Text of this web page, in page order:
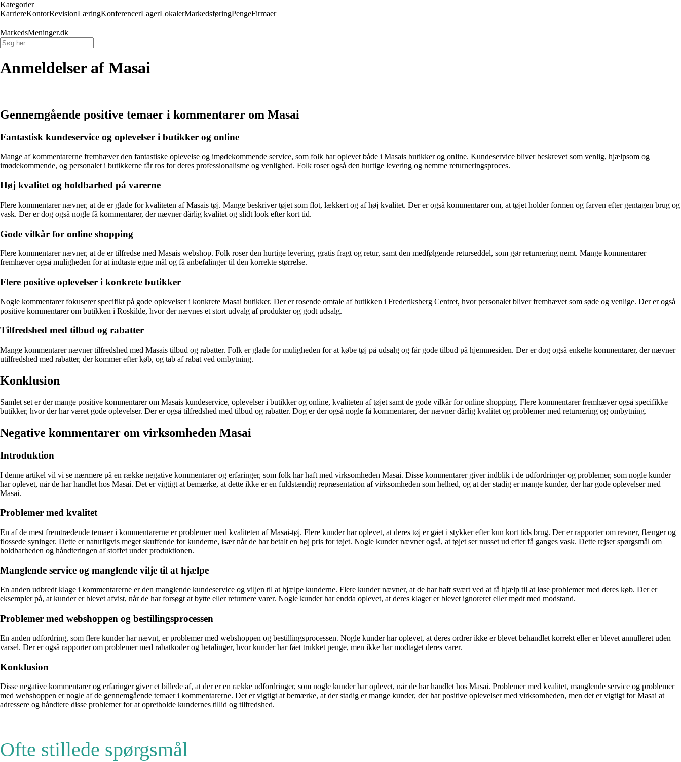
Kategorier
KarriereKontorRevisionLæringKonferencerLagerLokalerMarkedsføringPengeFirmaer
MarkedsMeninger.dk
Anmeldelser af Masai
Gennemgående positive temaer i kommentarer om Masai
Fantastisk kundeservice og oplevelser i butikker og online
Mange af kommentarerne fremhæver den fantastiske oplevelse og imødekommende service, som folk har oplevet både i Masais butikker og online. Kundeservice bliver beskrevet som venlig, hjælpsom og
imødekommende, og personalet i butikkerne får ros for deres professionalisme og venlighed. Folk roser også den hurtige levering og nemme returneringsproces.
Høj kvalitet og holdbarhed på varerne
Flere kommentarer nævner, at de er glade for kvaliteten af Masais tøj. Mange beskriver tøjet som flot, lækkert og af høj kvalitet. Der er også kommentarer om, at tøjet holder formen og farven efter gentagen brug og
vask. Der er dog også nogle få kommentarer, der nævner dårlig kvalitet og slidt look efter kort tid.
Gode vilkår for online shopping
Flere kommentarer nævner, at de er tilfredse med Masais webshop. Folk roser den hurtige levering, gratis fragt og retur, samt den medfølgende returseddel, som gør returnering nemt. Mange kommentarer
fremhæver også muligheden for at indtaste egne mål og få anbefalinger til den korrekte størrelse.
Flere positive oplevelser i konkrete butikker
Nogle kommentarer fokuserer specifikt på gode oplevelser i konkrete Masai butikker. Der er rosende omtale af butikken i Frederiksberg Centret, hvor personalet bliver fremhævet som søde og venlige. Der er også
positive kommentarer om butikken i Roskilde, hvor der nævnes et stort udvalg af produkter og godt udsalg.
Tilfredshed med tilbud og rabatter
Mange kommentarer nævner tilfredshed med Masais tilbud og rabatter. Folk er glade for muligheden for at købe tøj på udsalg og får gode tilbud på hjemmesiden. Der er dog også enkelte kommentarer, der nævner
utilfredshed med rabatter, der kommer efter køb, og tab af rabat ved ombytning.
Konklusion
Samlet set er der mange positive kommentarer om Masais kundeservice, oplevelser i butikker og online, kvaliteten af tøjet samt de gode vilkår for online shopping. Flere kommentarer fremhæver også specifikke
butikker, hvor der har været gode oplevelser. Der er også tilfredshed med tilbud og rabatter. Dog er der også nogle få kommentarer, der nævner dårlig kvalitet og problemer med returnering og ombytning.
Negative kommentarer om virksomheden Masai
Introduktion
I denne artikel vil vi se nærmere på en række negative kommentarer og erfaringer, som folk har haft med virksomheden Masai. Disse kommentarer giver indblik i de udfordringer og problemer, som nogle kunder
har oplevet, når de har handlet hos Masai. Det er vigtigt at bemærke, at dette ikke er en fuldstændig repræsentation af virksomheden som helhed, og at der stadig er mange kunder, der har gode oplevelser med
Masai.
Problemer med kvalitet
En af de mest fremtrædende temaer i kommentarerne er problemer med kvaliteten af Masai-tøj. Flere kunder har oplevet, at deres tøj er gået i stykker efter kun kort tids brug. Der er rapporter om revner, flænger og
flossede syninger. Dette er naturligvis meget skuffende for kunderne, især når de har betalt en høj pris for tøjet. Nogle kunder nævner også, at tøjet ser nusset ud efter få ganges vask. Dette rejser spørgsmål om
holdbarheden og håndteringen af stoffet under produktionen.
Manglende service og manglende vilje til at hjælpe
En anden udbredt klage i kommentarerne er den manglende kundeservice og viljen til at hjælpe kunderne. Flere kunder nævner, at de har haft svært ved at få hjælp til at løse problemer med deres køb. Der er
eksempler på, at kunder er blevet afvist, når de har forsøgt at bytte eller returnere varer. Nogle kunder har endda oplevet, at deres klager er blevet ignoreret eller mødt med modstand.
Problemer med webshoppen og bestillingsprocessen
En anden udfordring, som flere kunder har nævnt, er problemer med webshoppen og bestillingsprocessen. Nogle kunder har oplevet, at deres ordrer ikke er blevet behandlet korrekt eller er blevet annulleret uden
varsel. Der er også rapporter om problemer med rabatkoder og betalinger, hvor kunder har fået trukket penge, men ikke har modtaget deres varer.
Konklusion
Disse negative kommentarer og erfaringer giver et billede af, at der er en række udfordringer, som nogle kunder har oplevet, når de har handlet hos Masai. Problemer med kvalitet, manglende service og problemer
med webshoppen er nogle af de gennemgående temaer i kommentarerne. Det er vigtigt at bemærke, at der stadig er mange kunder, der har positive oplevelser med virksomheden, men det er vigtigt for Masai at
adressere og håndtere disse problemer for at opretholde kundernes tillid og tilfredshed.
Ofte stillede spørgsmål